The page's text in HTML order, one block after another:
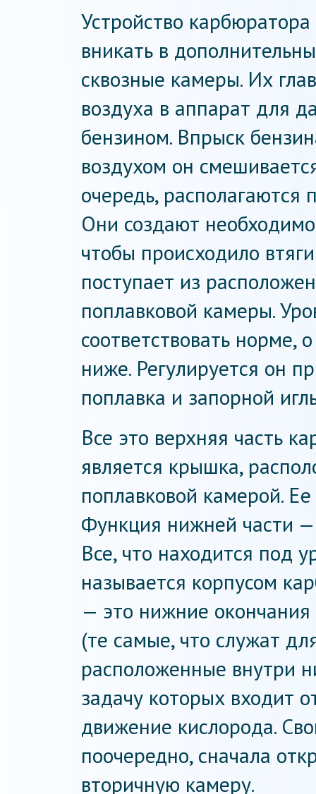
Устройство
вникать в
сквозные камеры. Их
воздуха в аппарат для
бензином. Впрыск
воздухом он
очередь, располагаются
Они создают
чтобы происходило
поступает из
поплавковой камеры.
соответствовать норме,
ниже. Регулируется он
поплавка и запорной
Все это верхняя часть
является крышка,
поплавковой камерой.
Функция нижней части
Все, что находится под
называется корпусом
— это нижние
(те самые, что служат
расположенные внутри
задачу которых входит
движение кислорода.
поочередно, сначала
вторичную камеру.